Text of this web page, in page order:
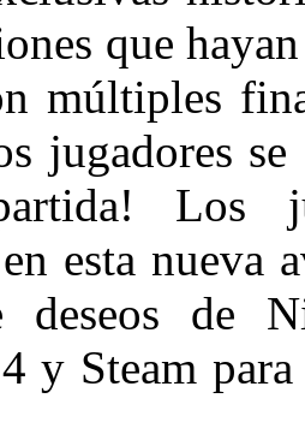
que
múltiples
jugadores
Los
esta nueva
de
y Steam